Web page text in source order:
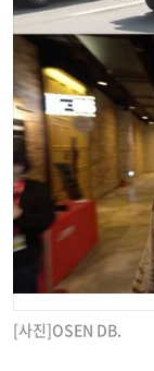
[사진]OSEN DB.